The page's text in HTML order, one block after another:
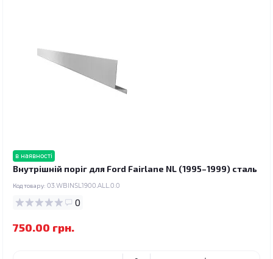
в наявності
Внутрішній поріг для Ford Fairlane NL (1995–1999) сталь
Код товару: 03.WBINSL1900.ALL.0.0
0
750.00 грн.